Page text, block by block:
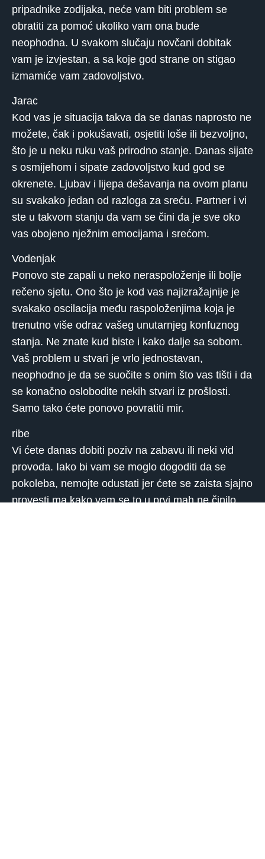
pripadnike zodijaka, neće vam biti problem se
obratiti za pomoć ukoliko vam ona bude
neophodna. U svakom slučaju novčani dobitak
vam je izvjestan, a sa koje god strane on stigao
izmamiće vam zadovoljstvo.
Jarac
Kod vas je situacija takva da se danas naprosto ne
možete, čak i pokušavati, osjetiti loše ili bezvoljno,
što je u neku ruku vaš prirodno stanje. Danas sijate
s osmijehom i sipate zadovoljstvo kud god se
okrenete. Ljubav i lijepa dešavanja na ovom planu
su svakako jedan od razloga za sreću. Partner i vi
ste u takvom stanju da vam se čini da je sve oko
vas obojeno nježnim emocijama i srećom.
Vodenjak
Ponovo ste zapali u neko neraspoloženje ili bolje
rečeno sjetu. Ono što je kod vas najizražajnije je
svakako oscilacija među raspoloženjima koja je
trenutno više odraz vašeg unutarnjeg konfuznog
stanja. Ne znate kud biste i kako dalje sa sobom.
Vaš problem u stvari je vrlo jednostavan,
neophodno je da se suočite s onim što vas tišti i da
se konačno oslobodite nekih stvari iz prošlosti.
Samo tako ćete ponovo povratiti mir.
ribe
Vi ćete danas dobiti poziv na zabavu ili neki vid
provoda. Iako bi vam se moglo dogoditi da se
pokoleba, nemojte odustati jer ćete se zaista sjajno
provesti ma kako vam se to u prvi mah ne činilo